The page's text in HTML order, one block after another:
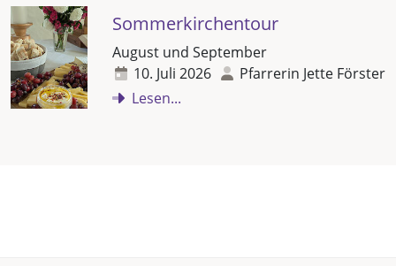
Sommerkirchentour
August und September
10. Juli 2026
Pfarrerin Jette Förster
Lesen...